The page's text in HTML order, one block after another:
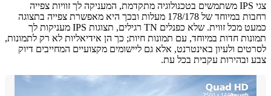
צגי IPS משתמשים בטכנולוגיה מתקדמת, המעניקה לך זוויות צפייה
רחבות במיוחד של 178/178 מעלות ובכך היא מאפשרת צפייה בתצוגה
כמעט מכל זווית. שלא כפנלים TN רגילים, תצוגות IPS מעניקות לך
חדות במיוחד, עם תמונות חיות; כך הן אידיאליות לא רק לתמונות,
ולעיון באינטרנט, אלא גם ליישומים מקצועיים המחייבים דיוק
עקבית בכל עת.